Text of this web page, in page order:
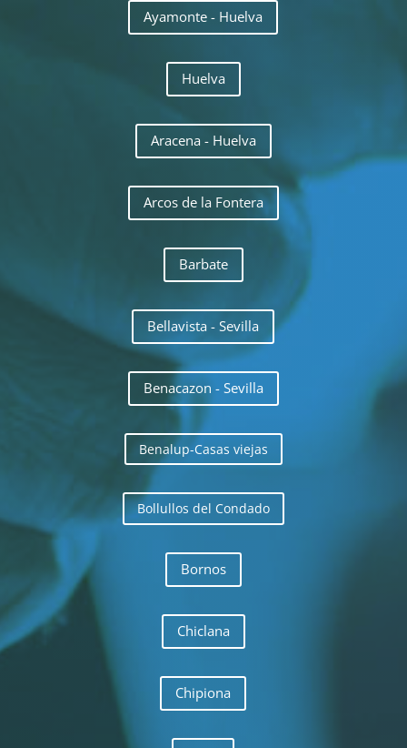
Ayamonte - Huelva
Huelva
Aracena - Huelva
Arcos de la Fontera
Barbate
Bellavista - Sevilla
Benacazon - Sevilla
Benalup-Casas viejas
Bollullos del Condado
Bornos
Chiclana
Chipiona